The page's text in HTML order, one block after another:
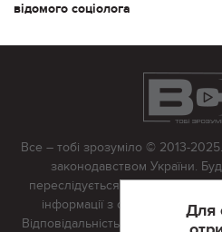
відомого соціолога
Для
Все – тобі зрозуміло © 2013-
законодавством України.
переслідується в судовому
інформації з сайту тільки з
Відповідальність за